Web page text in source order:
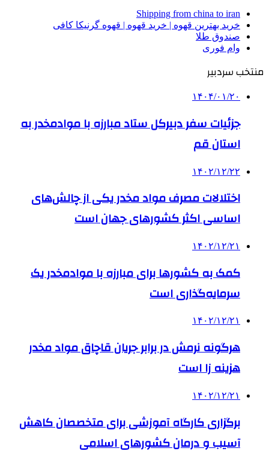
Shipping from china to iran
خرید بهترین قهوه | خرید قهوه | قهوه گرنیکا کافی
صندوق طلا
وام فوری
منتخب سردبیر
۱۴۰۴/۰۱/۲۰
جزئیات سفر دبیرکل ستاد مبارزه با موادمخدر به
استان قم
۱۴۰۲/۱۲/۲۲
اختلالات مصرف مواد مخدر یکی از چالش‌های
اساسی اکثر کشورهای جهان است
۱۴۰۲/۱۲/۲۱
کمک به کشورها برای مبارزه با موادمخدر یک
سرمایه‌گذاری است
۱۴۰۲/۱۲/۲۱
هرگونه نرمش در برابر جریان قاچاق مواد مخدر
هزینه زا است
۱۴۰۲/۱۲/۲۱
برگزاری کارگاه‌ آموزشی برای متخصصان کاهش
آسیب و درمان کشورهای اسلامی